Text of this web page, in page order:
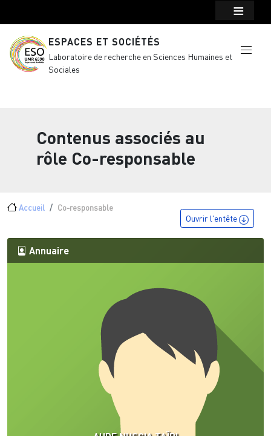
ESPACES ET SOCIÉTÉS
Laboratoire de recherche en Sciences Humaines et
Sociales
Contenus associés au
rôle Co-responsable
Fil d'Ariane
Accueil Co-responsable
Ouvrir l'entête
Annuaire